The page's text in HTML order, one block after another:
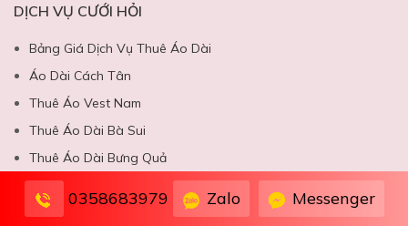
DỊCH VỤ CƯỚI HỎI
Bảng Giá Dịch Vụ Thuê Áo Dài
Áo Dài Cách Tân
Thuê Áo Vest Nam
Thuê Áo Dài Bà Sui
Thuê Áo Dài Bưng Quả
Mâm Quả Cưới Trọn Gói
0358683979 Zalo Messenger